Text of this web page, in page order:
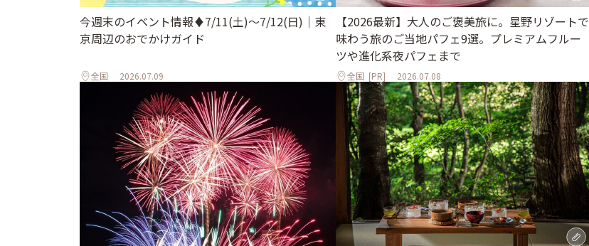
今週末のイベント情報♦︎7/11(土)〜7/12(日)｜東
京周辺のおでかけガイド
全国 2026.07.09
【2026最新】大人のご褒美旅に。星野リゾートで
味わう旅のご当地パフェ9選。プレミアムフルー
ツや進化系夜パフェまで
全国 [PR] 2026.07.08